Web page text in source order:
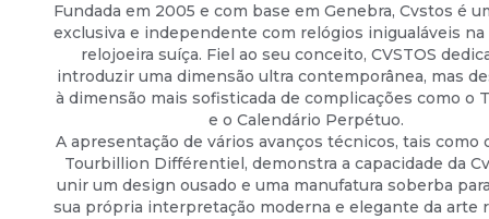
Fundada em 2005 e com base em Genebra, Cvstos é
exclusiva e independente com relógios inigualáveis
relojoeira suíça. Fiel ao seu conceito, CVSTOS
introduzir uma dimensão ultra contemporânea, mas
à dimensão mais sofisticada de complicações como o
e o Calendário Perpétuo.
A apresentação de vários avanços técnicos, tais como
Tourbillion Différentiel, demonstra a capacidade da
unir um design ousado e uma manufatura soberba
sua própria interpretação moderna e elegante da arte